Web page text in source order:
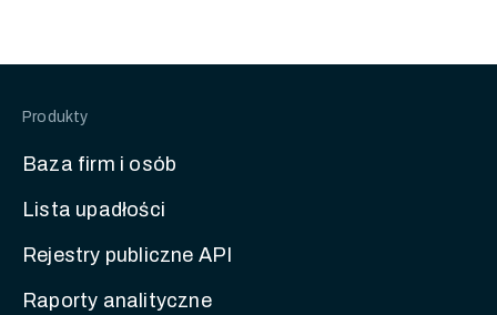
Produkty
Baza firm i osób
Lista upadłości
Rejestry publiczne API
Raporty analityczne